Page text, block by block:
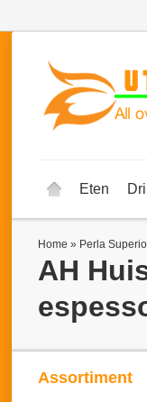
Eten
Home » Per­la
AH
Assortiment